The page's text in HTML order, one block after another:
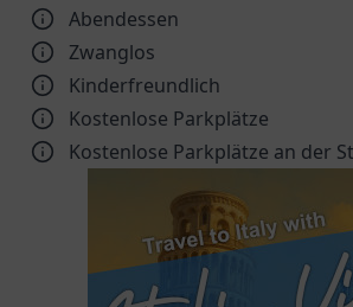
Abendessen
Zwanglos
Kinder­freundlich
Kostenlose Parkplätze
Kostenlose Parkplätze an der